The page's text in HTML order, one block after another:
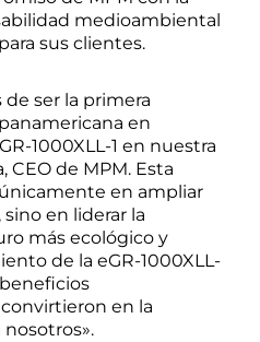
medioambiental
sus clientes.
ser la primera
en
1000XLL-1 en nuestra
CEO de MPM. Esta
en ampliar
en liderar la
más ecológico y
de la eGR-1000XLL-
en la